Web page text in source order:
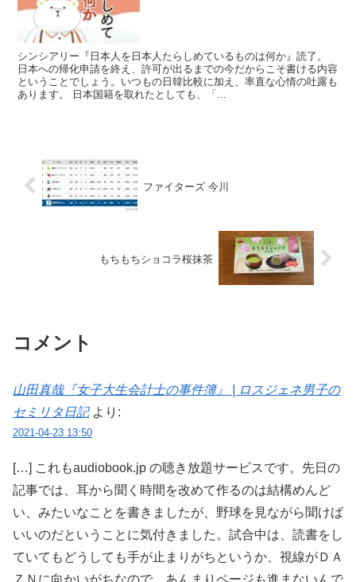
シンシアリー『日本人を日本人たらしめているものは何か』読了。
日本への帰化申請を終え、許可が出るまでの今だからこそ書ける内容
ということでしょう。いつもの日韓比較に加え、率直な心情の吐露も
あります。 日本国籍を取れたとしても、「...
ファイターズ 今川
もちもちショコラ桜抹茶
コメント
山田真哉『女子大生会計士の事件簿』 | ロスジェネ男子の
セミリタ日記 より:
2021-04-23 13:50
[…] これもaudiobook.jp の聴き放題サービスです。先日の
記事では、耳から聞く時間を改めて作るのは結構めんど
い、みたいなことを書きましたが、野球を見ながら聞けば
いいのだということに気付きました。試合中は、読書をし
ていてもどうしても手が止まりがちというか、視線がＤＡ
ＺＮに向かいがちなので、あんまりページも進まないんで